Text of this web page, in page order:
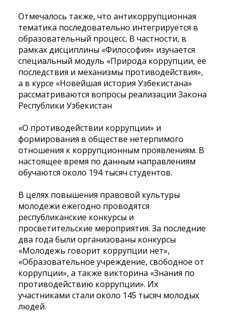
Отмечалось также, что антикоррупционная
тематика последовательно интегрируется в
образовательный процесс. В частности, в
рамках дисциплины «Философия» изучается
специальный модуль «Природа коррупции, ее
последствия и механизмы противодействия»,
а в курсе «Новейшая история Узбекистана»
рассматриваются вопросы реализации Закона
Республики Узбекистан
«О противодействии коррупции» и
формирования в обществе нетерпимого
отношения к коррупционным проявлениям. В
настоящее время по данным направлениям
обучаются около 194 тысяч студентов.
В целях повышения правовой культуры
молодежи ежегодно проводятся
республиканские конкурсы и
просветительские мероприятия. За последние
два года были организованы конкурсы
«Молодежь говорит коррупции нет»,
«Образовательное учреждение, свободное от
коррупции», а также викторина «Знания по
противодействию коррупции». Их
участниками стали около 145 тысяч молодых
людей.